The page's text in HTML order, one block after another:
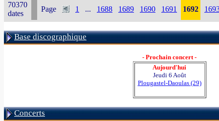
70370
dates
Page 1 ... 1688 1689 1690 1691 1692
Base discographique
- Prochain concert -
Aujourd'hui
Jeudi 6 Août
Plougastel-Daoulas (29)
Concerts